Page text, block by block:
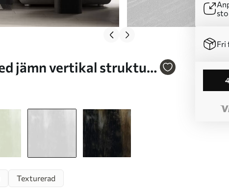
Fri
Texturerad